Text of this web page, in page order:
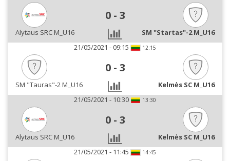
0 - 3
Alytaus SRC M_U16
SM "Startas"-2 M_U16
21/05/2021 - 09:15
12:15
0 - 3
SM "Tauras"-2 M_U16
Kelmės SC M_U16
21/05/2021 - 10:30
13:30
0 - 3
Alytaus SRC M_U16
Kelmės SC M_U16
21/05/2021 - 11:45
14:45